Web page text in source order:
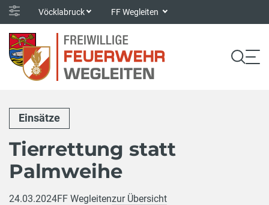
Vöcklabruck FF Wegleiten
Einsätze
Tierrettung statt
Palmweihe
24.03.2024FF Wegleitenzur Übersicht